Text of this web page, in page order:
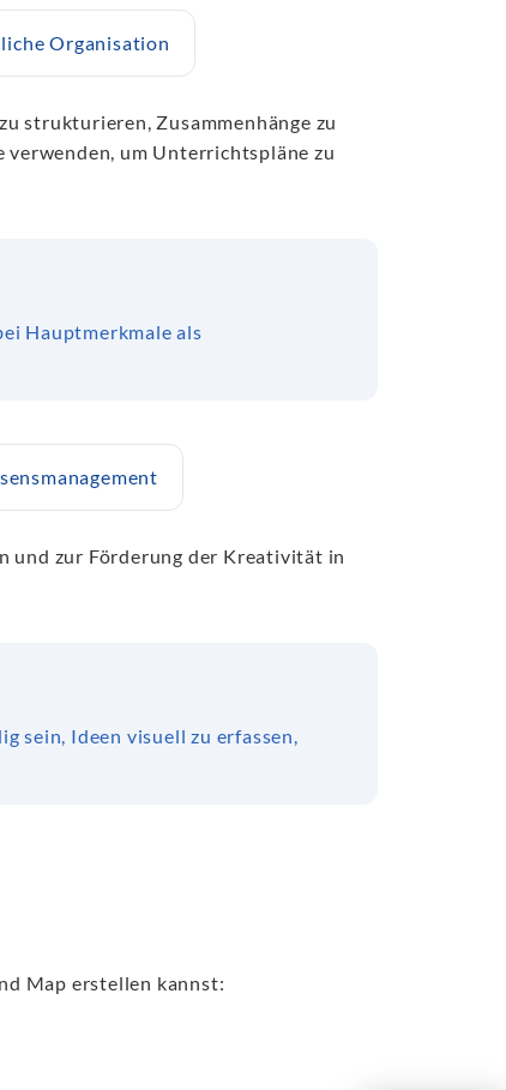
Organisation
strukturieren, Zusammenhänge zu
verwenden, um Unterrichtspläne zu
Hauptmerkmale als
und zur Förderung der Kreativität in
sein, Ideen visuell zu erfassen,
Map erstellen kannst: